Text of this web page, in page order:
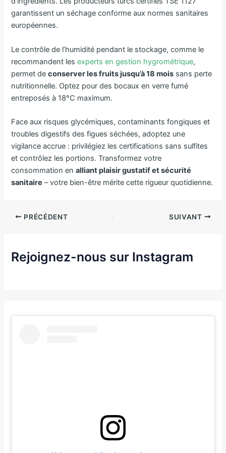
garantissent un séchage conforme aux normes sanitaires
européennes.
Le contrôle de l’humidité pendant le stockage, comme le
recommandent lesexperts en gestion hygrométrique,
permet deconserver les fruits jusqu’à 18 mois sans perte
nutritionnelle. Optez pour des bocaux en verre fumé
entreposés à 18°C maximum.
Face aux risques glycémiques, contaminants fongiques et
troubles digestifs des figues séchées, adoptez une
vigilance accrue : privilégiez les certifications sans sulfites
et contrôlez les portions. Transformez votre
consommation enalliant plaisir gustatif et sécurité
sanitaire – votre bien-être mérite cette rigueur quotidienne.
PRÉCÉDENT SUIVANT
Rejoignez-nous sur Instagram